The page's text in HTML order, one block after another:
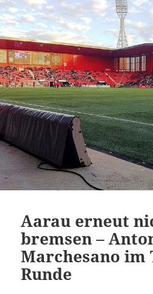
Aarau erneut
bremsen –
Marchesano im
Runde